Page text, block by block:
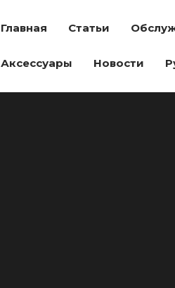
Главная Статьи
Аксессуары Новости